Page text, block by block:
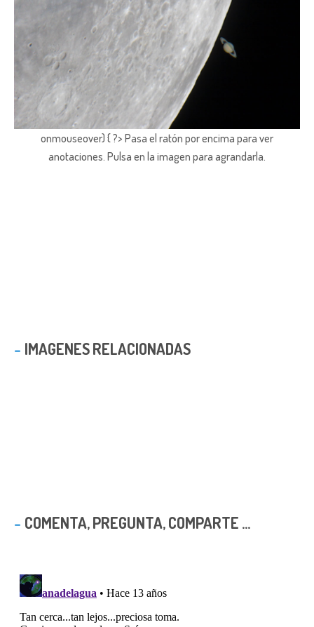
onmouseover) { ?> Pasa el ratón por encima para ver
anotaciones. Pulsa en la imagen para agrandarla.
IMAGENES RELACIONADAS
COMENTA, PREGUNTA, COMPARTE ...